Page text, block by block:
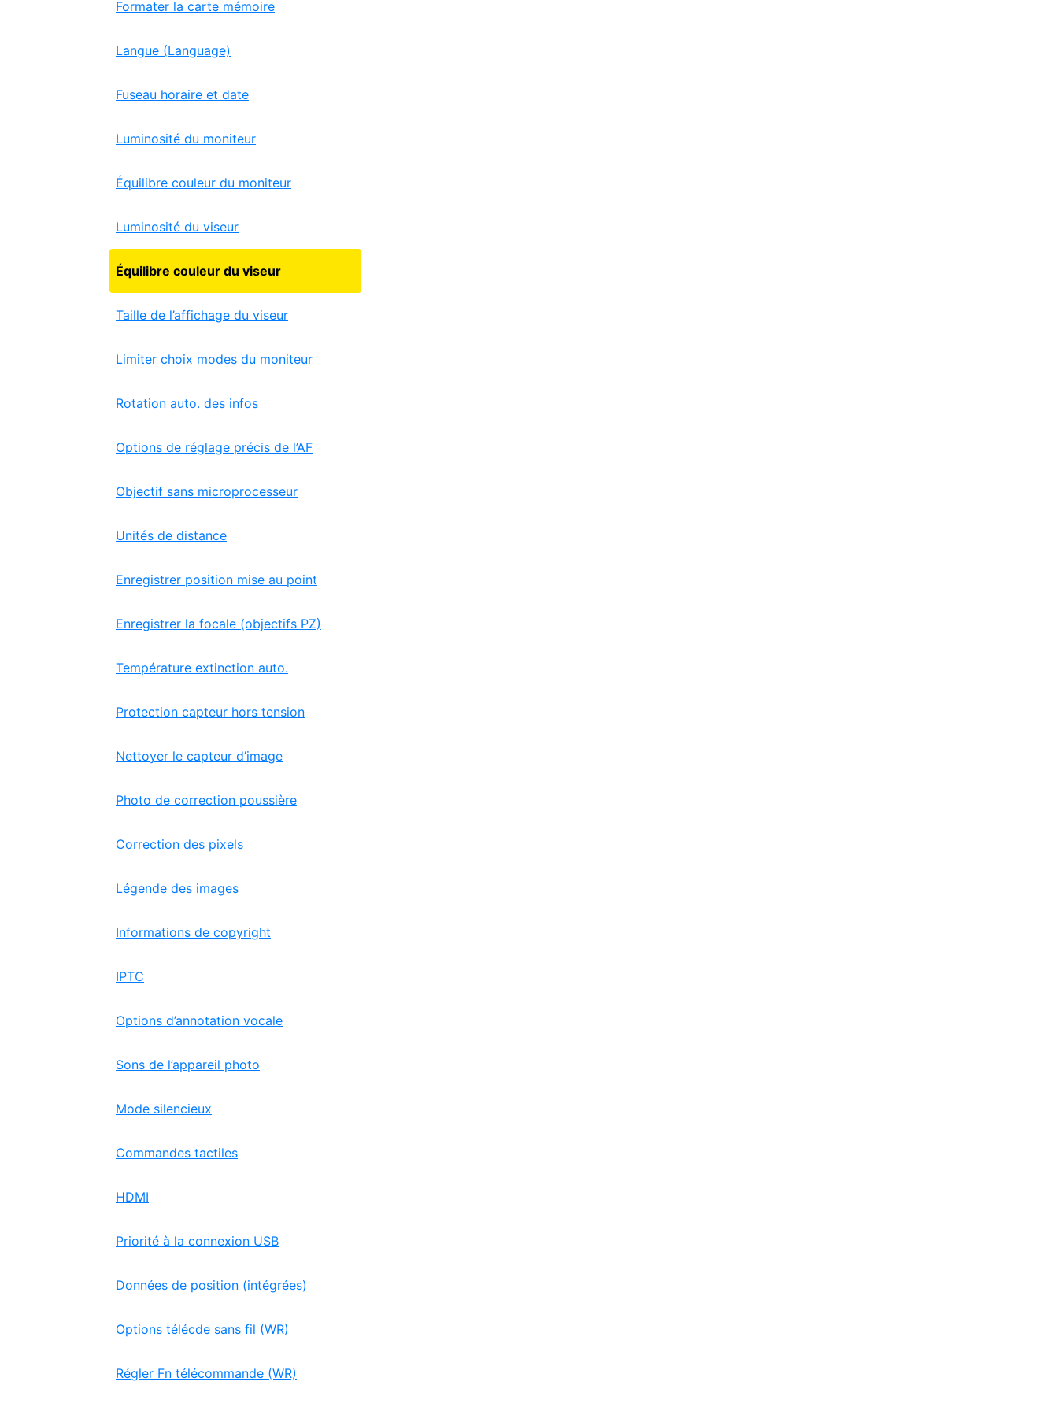
Formater la carte mémoire
Langue (Language)
Fuseau horaire et date
Luminosité du moniteur
Équilibre couleur du moniteur
Luminosité du viseur
Équilibre couleur du viseur
Taille de l’affichage du viseur
Limiter choix modes du moniteur
Rotation auto. des infos
Options de réglage précis de l’AF
Objectif sans microprocesseur
Unités de distance
Enregistrer position mise au point
Enregistrer la focale (objectifs PZ)
Température extinction auto.
Protection capteur hors tension
Nettoyer le capteur d’image
Photo de correction poussière
Correction des pixels
Légende des images
Informations de copyright
IPTC
Options d’annotation vocale
Sons de l’appareil photo
Mode silencieux
Commandes tactiles
HDMI
Priorité à la connexion USB
Données de position (intégrées)
Options télécde sans fil (WR)
Régler Fn télécommande (WR)